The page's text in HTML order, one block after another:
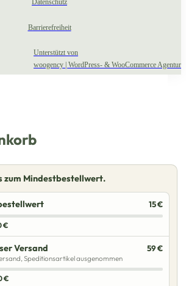
Datenschutz
Barrierefreiheit
Unterstützt von
woogency | WordPress- & WooCommerce Agentur
zum Mindestbestellwert.
15 €
€
Versand 59 €
Speditionsartikel ausgenommen
€